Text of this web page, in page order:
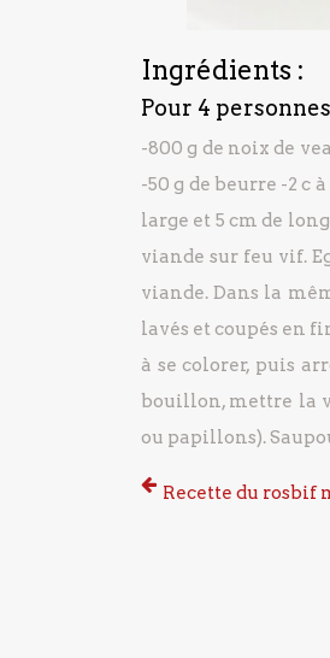
Ingrédients :
Pour 4 personnes
-800 g de noix de
-50 g de beurre -2 c
large et 5 cm de
viande sur feu vif.
viande. Dans la
lavés et coupés en
à se colorer, puis
bouillon, mettre la
ou papillons).
Recette du rosbif